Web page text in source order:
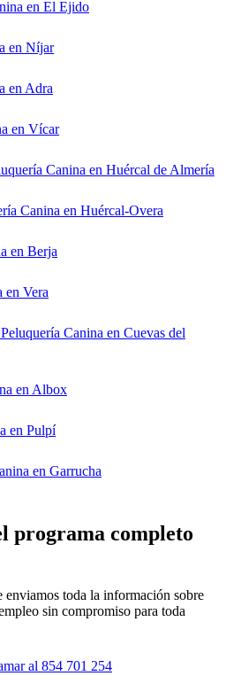
en El Ejido
en Níjar
en Adra
en Vícar
Canina en Huércal de Almería
Canina en Huércal-Overa
en Berja
en Vera
Canina en Cuevas del
en Albox
en Pulpí
en Garrucha
programa completo
toda la información sobre
sin compromiso para toda
al 854 701 254